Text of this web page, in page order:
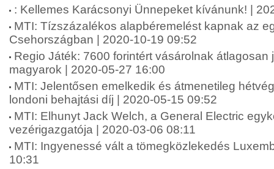
: Kellemes Karácsonyi Ünnepeket kívánunk! |
MTI: Tízszázalékos alapbéremelést kapnak az
Csehországban | 2020-10-19 09:52
Regio Játék: 7600 forintért vásárolnak átlagosan
magyarok | 2020-05-27 16:00
MTI: Jelentősen emelkedik és átmenetileg
londoni behajtási díj | 2020-05-15 09:52
MTI: Elhunyt Jack Welch, a General Electric
vezérigazgatója | 2020-03-06 08:11
MTI: Ingyenessé vált a tömegközlekedés
10:31